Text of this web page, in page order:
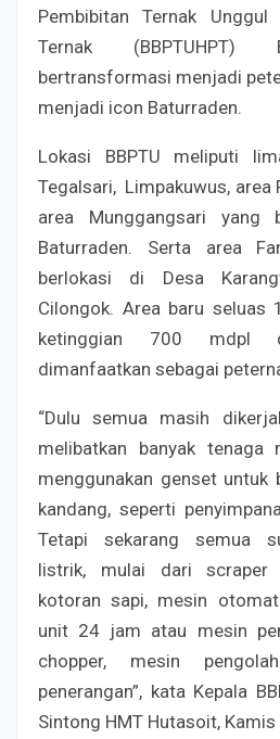
Pembibitan Ternak
Ternak (BBPTUHPT)
bertransformasi menjadi
menjadi icon Baturraden.
Lokasi BBPTU meliputi
Tegalsari, Limpakuwus, area
area Munggangsari yang
Baturraden. Serta area
berlokasi di Desa
Cilongok. Area baru seluas
ketinggian 700 mdpl
dimanfaatkan sebagai
“Dulu semua masih
melibatkan banyak tenaga
menggunakan genset untuk
kandang, seperti
Tetapi sekarang semua
listrik, mulai dari scraper
kotoran sapi, mesin
unit 24 jam atau mesin
chopper, mesin
penerangan”, kata Kepala
Sintong HMT Hutasoit,